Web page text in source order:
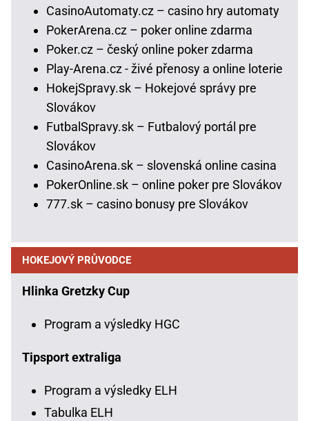
CasinoAutomaty.cz – casino hry automaty
PokerArena.cz – poker online zdarma
Poker.cz – český online poker zdarma
Play-Arena.cz - živé přenosy a online loterie
HokejSpravy.sk – Hokejové správy pre
Slovákov
FutbalSpravy.sk – Futbalový portál pre
Slovákov
CasinoArena.sk – slovenská online casina
PokerOnline.sk – online poker pre Slovákov
777.sk – casino bonusy pre Slovákov
HOKEJOVÝ PRŮVODCE
Hlinka Gretzky Cup
Program a výsledky HGC
Tipsport extraliga
Program a výsledky ELH
Tabulka ELH